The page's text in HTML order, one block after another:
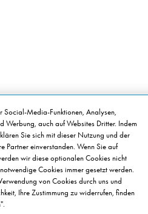
Social-Media-Funktionen, Analysen,
Werbung, auch auf Websites Dritter. Indem
Sie sich mit dieser Nutzung und der
Partner einverstanden. Wenn Sie auf
wir diese optionalen Cookies nicht
Cookies immer gesetzt werden.
von Cookies durch uns und
Ihre Zustimmung zu widerrufen, finden